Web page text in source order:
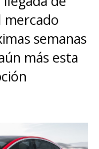
mercado
semanas
más esta